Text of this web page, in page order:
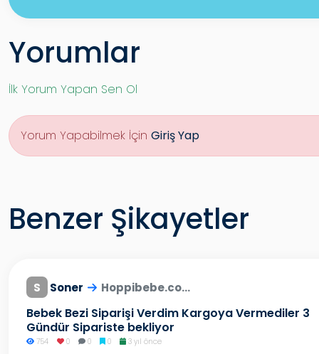
Yorumlar
İlk Yorum Yapan Sen Ol
Yorum Yapabilmek İçin Giriş Yap
Benzer Şikayetler
S Soner Hoppibebe.co...
Bebek Bezi Siparişi Verdim Kargoya Vermediler 3
Gündür Sipariste bekliyor
754 0 0 0 3 yıl önce